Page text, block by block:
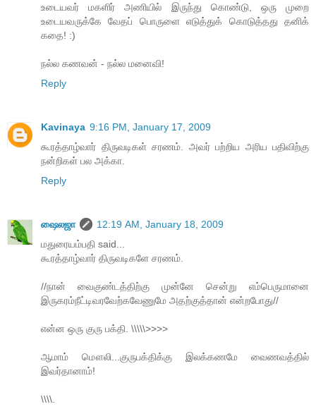
உடையவர் மகளிர் அணியில் இருந்து கொண்டு, ஒரு முறை
உடையவருக்கே வேதப் பொருளை எடுத்துக் கொடுத்தது தனிக்
கதை! :)
நல்ல கணவன் - நல்ல மனைவி!
Reply
Kavinaya 9:16 PM, January 17, 2009
கூரத்தாழ்வார் திருவடிகள் சரணம். அவர் பற்றிய அரிய பதிவிற்கு
நன்றிகள் பல அக்கா.
Reply
ஷைலஜா
12:19 AM, January 18, 2009
மதுரையம்பதி said...
கூரத்தாழ்வார் திருவடிகளே சரணம்.
//நான் வைகுண்டத்திற்கு முன்னே சென்று எம்பெருமானை
இருகரம்நீட்டிவரவேற்கவேணுமே அதற்குத்தான் என்றபோது//
என்ன ஒரு குரு பக்தி. \\\\\>>>>
ஆமாம் மௌலி...குருபக்திக்கு இலக்கணமே வைணவத்தில்
இவர்தானாம்!
\\\\.